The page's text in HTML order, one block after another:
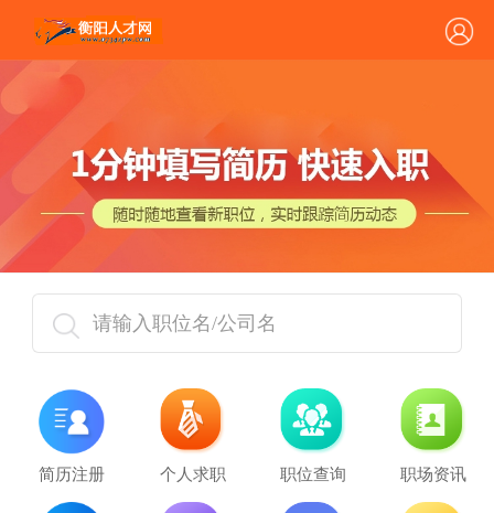
请输入职位名/公司名
简历注册 个人求职 职位查询 职场资讯